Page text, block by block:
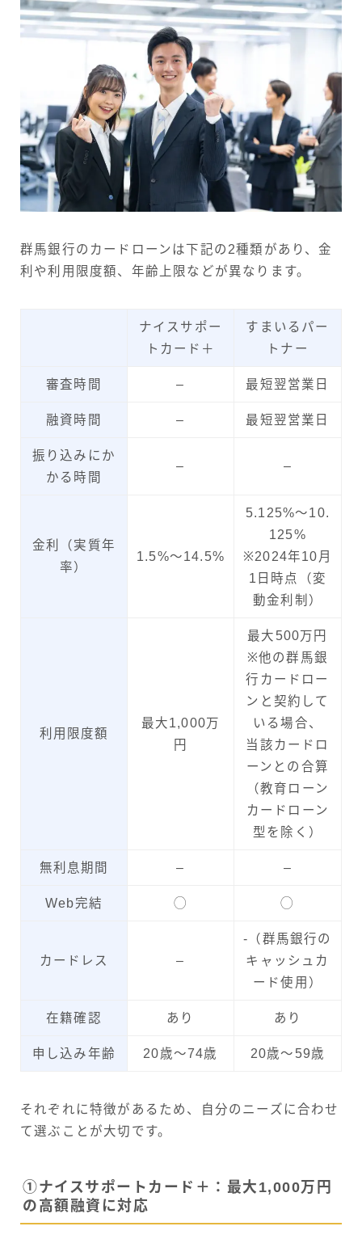
群馬銀行のカードローンは下記の2種類があり、金
利や利用限度額、年齢上限などが異なります。
ナイスサポー
トカード＋
すまいるパー
トナー
審査時間 – 最短翌営業日
融資時間 – 最短翌営業日
振り込みにか
かる時間
– –
金利（実質年
率）
1.5%～14.5%
5.125%～10.
125%
※2024年10月
1日時点（変
動金利制）
利用限度額
最大1,000万
円
最大500万円
※他の群馬銀
行カードロー
ンと契約して
いる場合、
当該カードロ
ーンとの合算
（教育ローン
カードローン
型を除く）
無利息期間 – –
Web完結 ◯ ◯
カードレス –
-（群馬銀行の
キャッシュカ
ード使用）
在籍確認 あり あり
申し込み年齢 20歳～74歳 20歳～59歳
それぞれに特徴があるため、自分のニーズに合わせ
て選ぶことが大切です。
①ナイスサポートカード＋：最大1,000万円
の高額融資に対応